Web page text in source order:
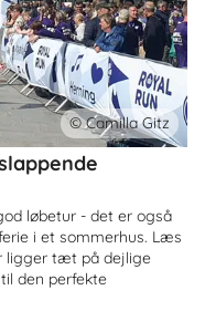
løbetur - det er også
i et sommerhus. Læs
ligger tæt på dejlige
den perfekte
© Camilla Gitz